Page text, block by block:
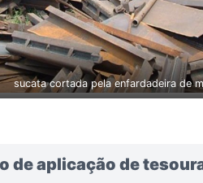
sucata cortada pela enfardadeira de
de aplicação de